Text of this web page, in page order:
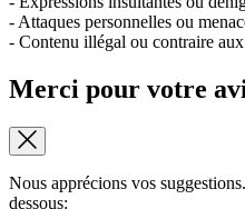
- Attaques personnelles ou
- Contenu illégal ou contraire
Merci pour votre
Nous apprécions vos
dessous: